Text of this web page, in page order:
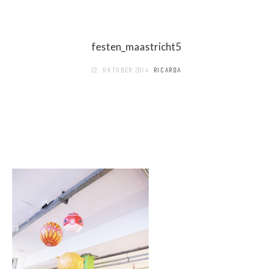
festen_maastricht5
22. OKTOBER 2014 RICARDA